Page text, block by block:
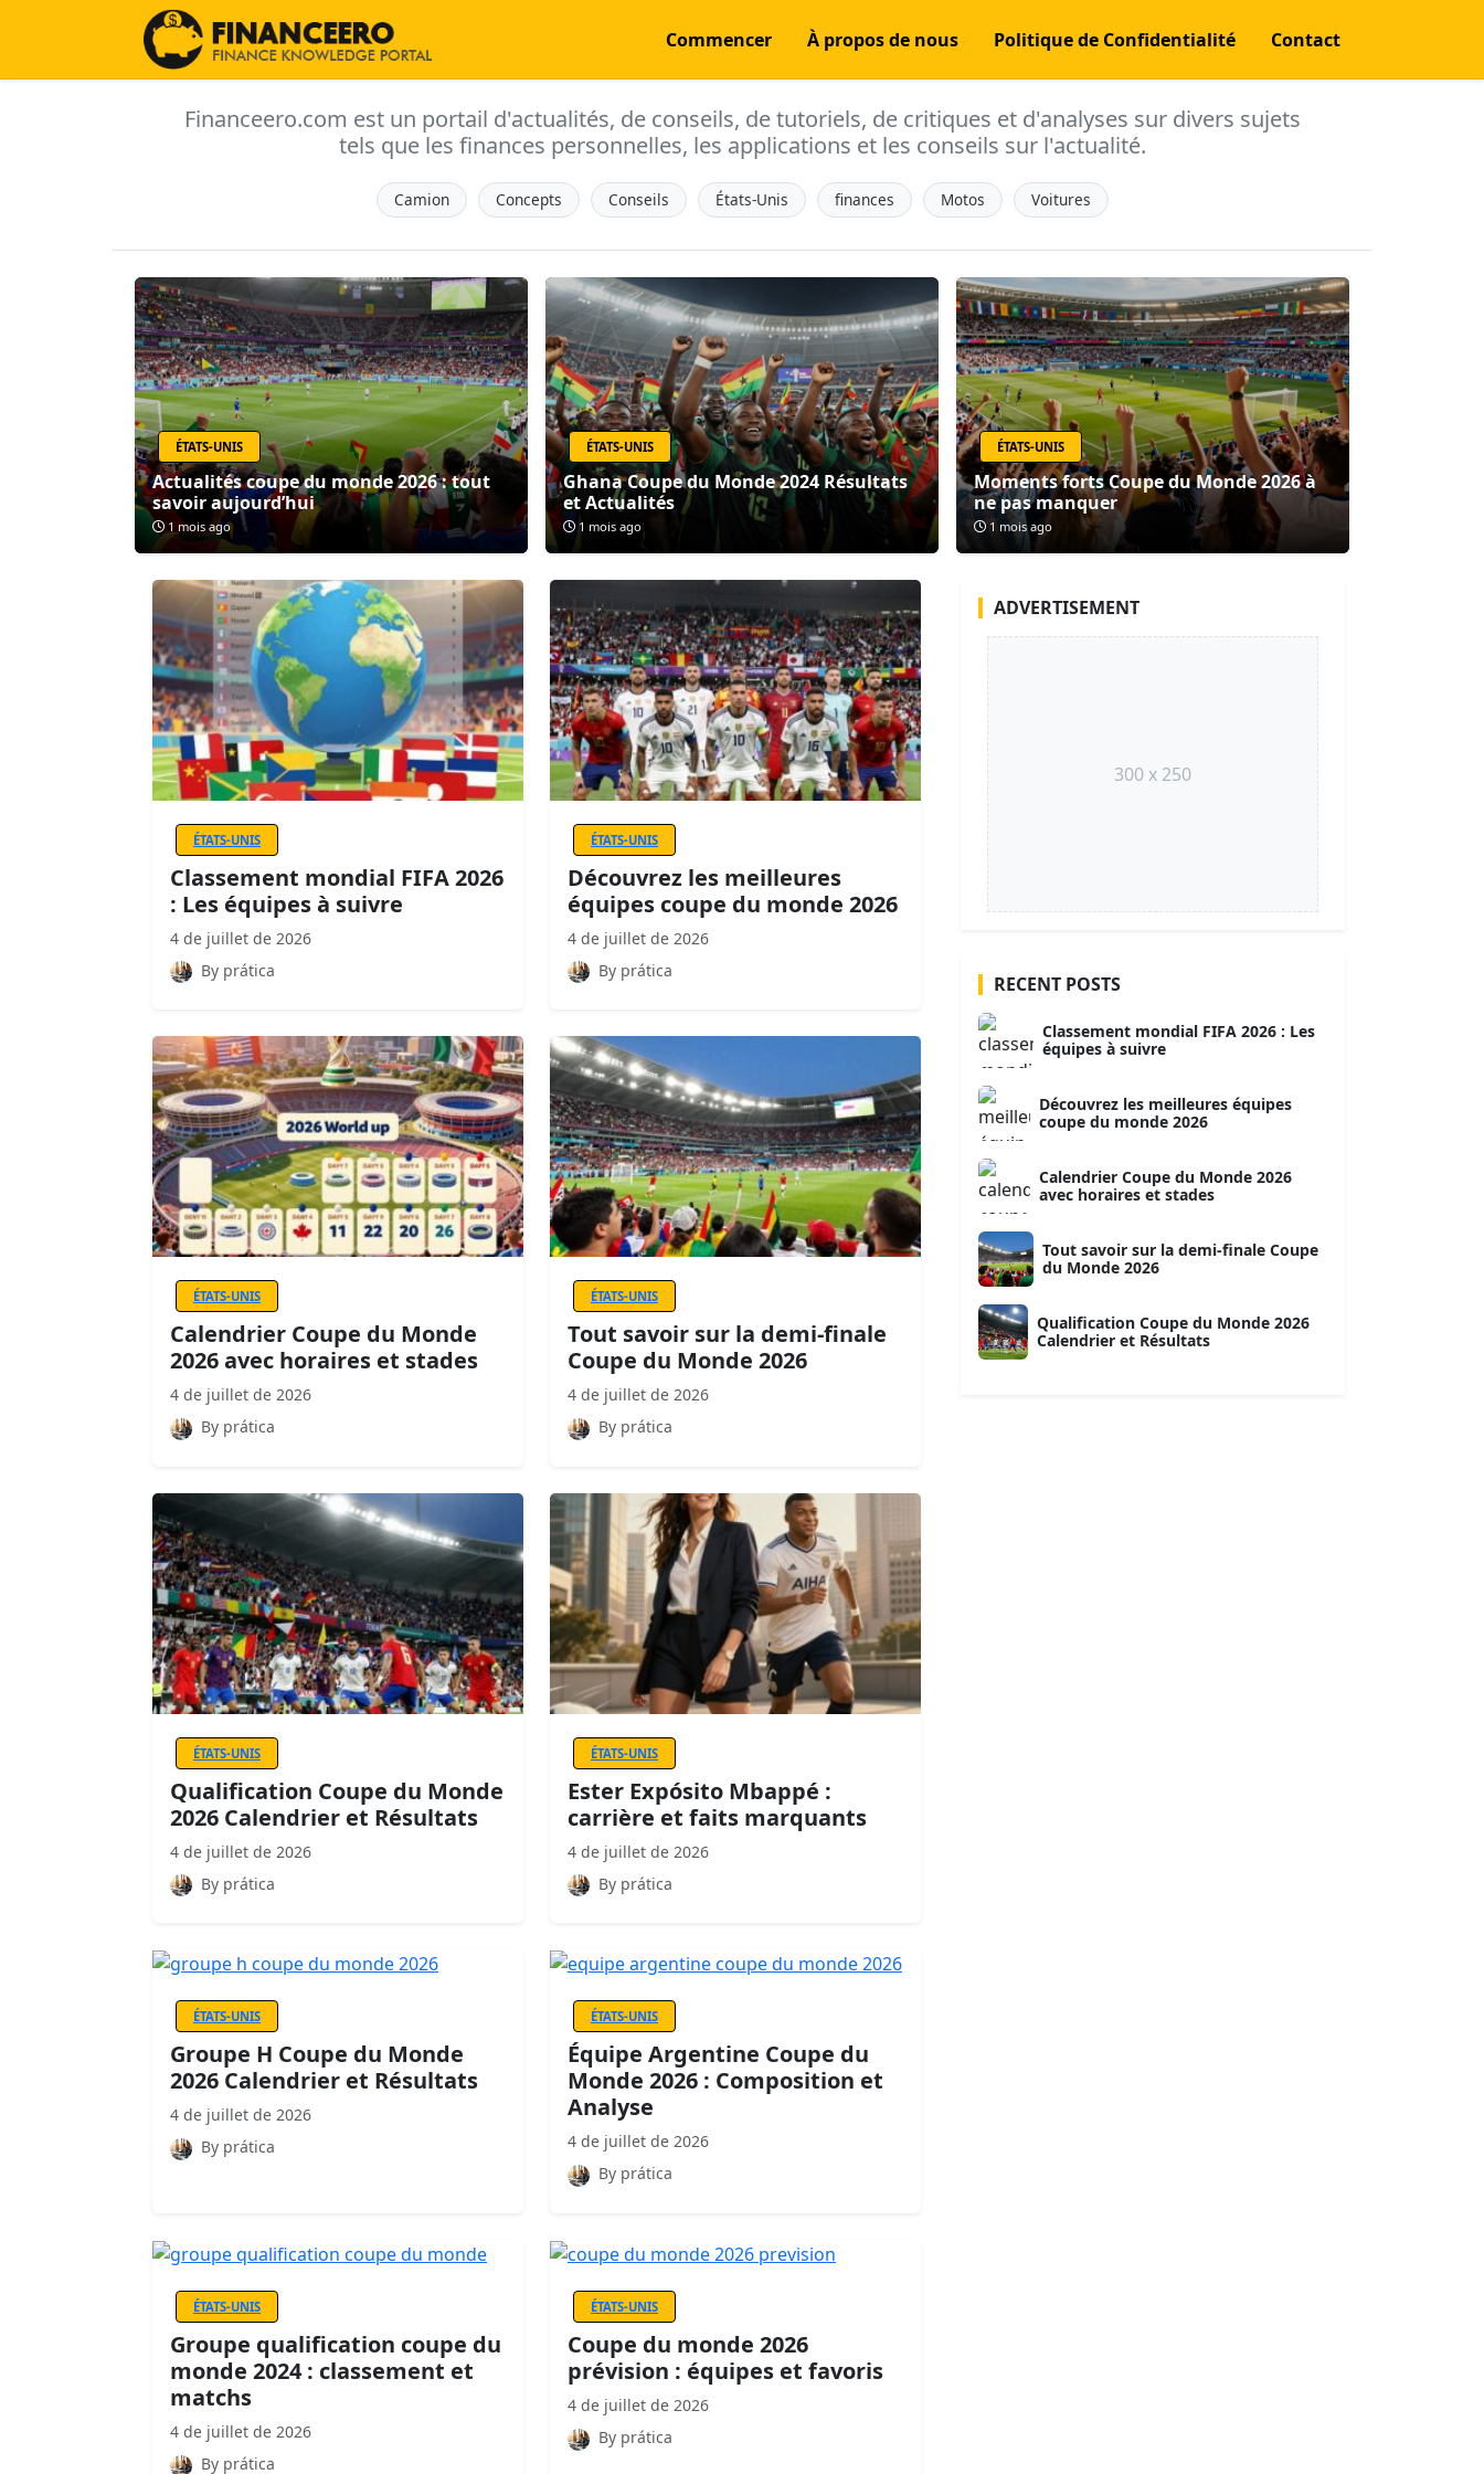
Commencer À propos de nous Politique de Confidentialité Contact
Financeero.com est un portail d'actualités, de conseils, de tutoriels, de critiques et d'analyses sur divers sujets
tels que les finances personnelles, les applications et les conseils sur l'actualité.
Camion Concepts Conseils États-Unis finances Motos Voitures
ÉTATS-UNIS
Actualités coupe du monde 2026 : tout
savoir aujourd’hui
1 mois ago
ÉTATS-UNIS
Ghana Coupe du Monde 2024 Résultats
et Actualités
1 mois ago
ÉTATS-UNIS
Moments forts Coupe du Monde 2026 à
ne pas manquer
1 mois ago
ÉTATS-UNIS
Classement mondial FIFA 2026
: Les équipes à suivre
4 de juillet de 2026
By prática
ÉTATS-UNIS
Découvrez les meilleures
équipes coupe du monde 2026
4 de juillet de 2026
By prática
ÉTATS-UNIS
Calendrier Coupe du Monde
2026 avec horaires et stades
4 de juillet de 2026
By prática
ÉTATS-UNIS
Tout savoir sur la demi-finale
Coupe du Monde 2026
4 de juillet de 2026
By prática
ÉTATS-UNIS
Qualification Coupe du Monde
2026 Calendrier et Résultats
4 de juillet de 2026
By prática
ÉTATS-UNIS
Ester Expósito Mbappé :
carrière et faits marquants
4 de juillet de 2026
By prática
ÉTATS-UNIS
Groupe H Coupe du Monde
2026 Calendrier et Résultats
4 de juillet de 2026
By prática
ÉTATS-UNIS
Équipe Argentine Coupe du
Monde 2026 : Composition et
Analyse
4 de juillet de 2026
By prática
ÉTATS-UNIS
Groupe qualification coupe du
monde 2024 : classement et
matchs
4 de juillet de 2026
By prática
ÉTATS-UNIS
Coupe du monde 2026
prévision : équipes et favoris
4 de juillet de 2026
By prática
ADVERTISEMENT
300 x 250
RECENT POSTS
Classement mondial FIFA 2026 : Les
équipes à suivre
Découvrez les meilleures équipes
coupe du monde 2026
Calendrier Coupe du Monde 2026
avec horaires et stades
Tout savoir sur la demi-finale Coupe
du Monde 2026
Qualification Coupe du Monde 2026
Calendrier et Résultats